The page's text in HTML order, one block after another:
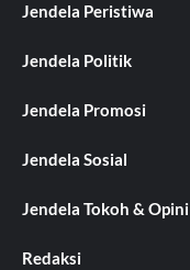
Jendela Peristiwa
Jendela Politik
Jendela Promosi
Jendela Sosial
Jendela Tokoh & Opini
Redaksi